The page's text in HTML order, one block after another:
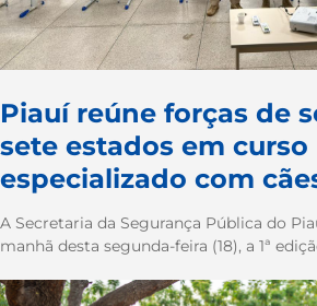
Piauí reúne forças de
sete estados em curso
especializado com
A Secretaria da Segurança Pública do
manhã desta segunda-feira (18), a 1ª